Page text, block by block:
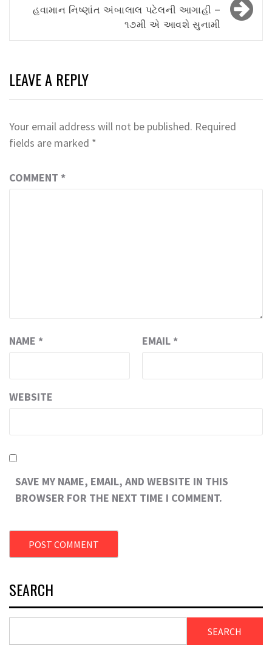
હવામાન નિષ્ણાંત અંબાલાલ પટેલની આગાહી –
૧૭મી એ આવશે સુનામી
LEAVE A REPLY
Your email address will not be published. Required
fields are marked *
COMMENT *
NAME * EMAIL *
WEBSITE
SAVE MY NAME, EMAIL, AND WEBSITE IN THIS
BROWSER FOR THE NEXT TIME I COMMENT.
SEARCH
SEARCH